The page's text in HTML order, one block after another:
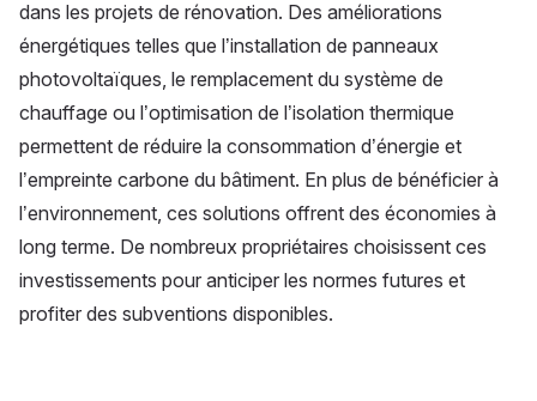
dans les projets de rénovation. Des améliorations
énergétiques telles que l’installation de panneaux
photovoltaïques, le remplacement du système de
chauffage ou l’optimisation de l’isolation thermique
permettent de réduire la consommation d’énergie et
l’empreinte carbone du bâtiment. En plus de bénéficier à
l’environnement, ces solutions offrent des économies à
long terme. De nombreux propriétaires choisissent ces
investissements pour anticiper les normes futures et
profiter des subventions disponibles.